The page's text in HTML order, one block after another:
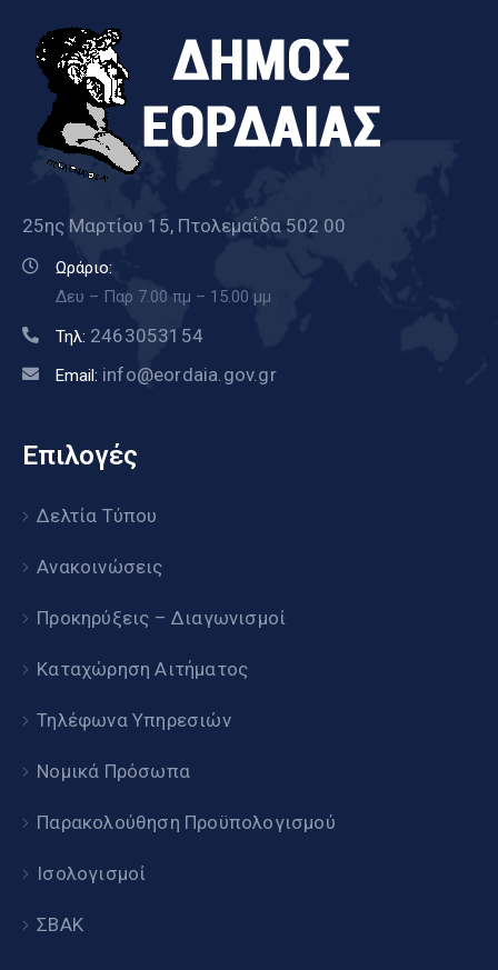
25ης Μαρτίου 15, Πτολεμαΐδα 502 00
Ωράριο:
Δευ – Παρ 7.00 πμ – 15.00 μμ
Τηλ: 2463053154
Email: info@eordaia.gov.gr
Επιλογές
Δελτία Τύπου
Ανακοινώσεις
Προκηρύξεις – Διαγωνισμοί
Καταχώρηση Αιτήματος
Τηλέφωνα Υπηρεσιών
Νομικά Πρόσωπα
Παρακολούθηση Προϋπολογισμού
Ισολογισμοί
ΣΒΑΚ